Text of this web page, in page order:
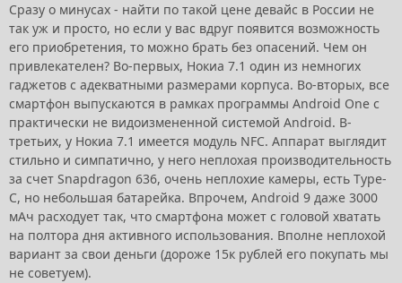
Сразу о минусах - найти по такой цене девайс в России не
так уж и просто, но если у вас вдруг появится возможность
его приобретения, то можно брать без опасений. Чем он
привлекателен? Во-первых, Нокиа 7.1 один из немногих
гаджетов с адекватными размерами корпуса. Во-вторых, все
смартфон выпускаются в рамках программы Android One с
практически не видоизмененной системой Android. В-
третьих, у Нокиа 7.1 имеется модуль NFC. Аппарат выглядит
стильно и симпатично, у него неплохая производительность
за счет Snapdragon 636, очень неплохие камеры, есть Type-
C, но небольшая батарейка. Впрочем, Android 9 даже 3000
мАч расходует так, что смартфона может с головой хватать
на полтора дня активного использования. Вполне неплохой
вариант за свои деньги (дороже 15к рублей его покупать мы
не советуем).